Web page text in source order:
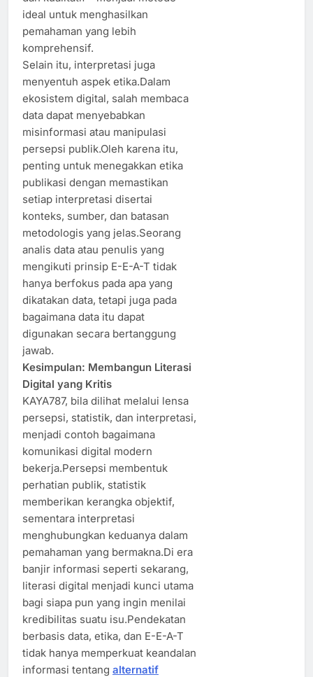
ideal untuk menghasilkan
pemahaman yang lebih
komprehensif.
Selain itu, interpretasi juga
menyentuh aspek etika.Dalam
ekosistem digital, salah membaca
data dapat menyebabkan
misinformasi atau manipulasi
persepsi publik.Oleh karena itu,
penting untuk menegakkan etika
publikasi dengan memastikan
setiap interpretasi disertai
konteks, sumber, dan batasan
metodologis yang jelas.Seorang
analis data atau penulis yang
mengikuti prinsip E-E-A-T tidak
hanya berfokus pada apa yang
dikatakan data, tetapi juga pada
bagaimana data itu dapat
digunakan secara bertanggung
jawab.
Kesimpulan: Membangun Literasi
Digital yang Kritis
KAYA787, bila dilihat melalui lensa
persepsi, statistik, dan interpretasi,
menjadi contoh bagaimana
komunikasi digital modern
bekerja.Persepsi membentuk
perhatian publik, statistik
memberikan kerangka objektif,
sementara interpretasi
menghubungkan keduanya dalam
pemahaman yang bermakna.Di era
banjir informasi seperti sekarang,
literasi digital menjadi kunci utama
bagi siapa pun yang ingin menilai
kredibilitas suatu isu.Pendekatan
berbasis data, etika, dan E-E-A-T
tidak hanya memperkuat keandalan
informasi tentang alternatif